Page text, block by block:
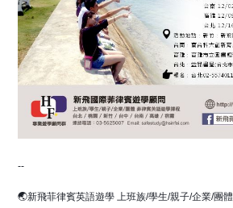
--
🌏新飛菲律賓英語遊學 上班族/學生/親子/企業/團體